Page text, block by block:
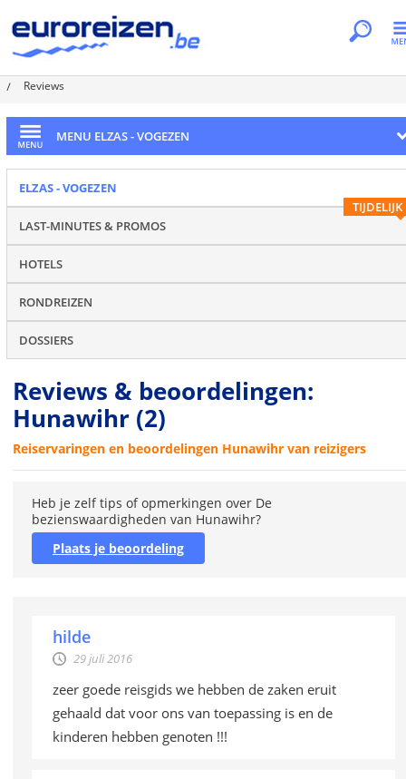
Reviews
MENU ELZAS - VOGEZEN
ELZAS - VOGEZEN
TIJDELIJK
LAST-MINUTES & PROMOS
HOTELS
RONDREIZEN
DOSSIERS
Reviews & beoordelingen:
Hunawihr (2)
Reiservaringen en beoordelingen Hunawihr van reizigers
Heb je zelf tips of opmerkingen over De
bezienswaardigheden van Hunawihr?
Plaats je beoordeling
hilde
29 juli 2016
zeer goede reisgids we hebben de zaken eruit
gehaald dat voor ons van toepassing is en de
kinderen hebben genoten !!!